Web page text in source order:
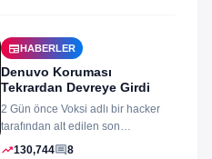
newspaper HABERLER
Denuvo Koruması
Tekrardan Devreye Girdi
2 Gün önce Voksi adlı bir hacker
tarafından alt edilen son
dönemlerin yıkılmaz korsan
trending_up130,744comment8